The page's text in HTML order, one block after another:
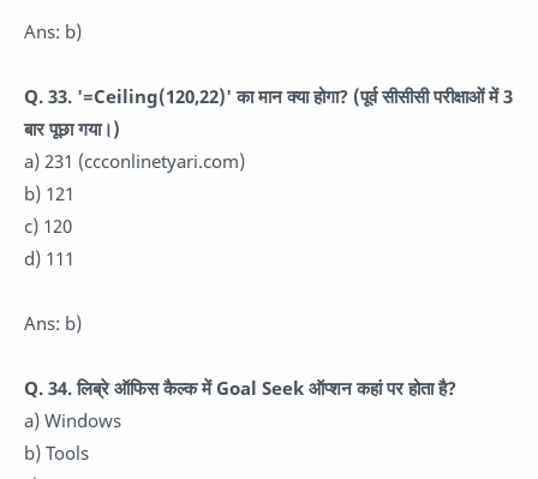
Ans: b)
Q. 33. '=Ceiling(120,22)' का मान क्या होगा? (पूर्व सीसीसी परीक्षाओं में 3
बार पूछा गया।)
a) 231 (ccconlinetyari.com)
b) 121
c) 120
d) 111
Ans: b)
Q. 34. लिब्रे ऑफिस कैल्क में Goal Seek ऑप्शन कहां पर होता है?
a) Windows
b) Tools